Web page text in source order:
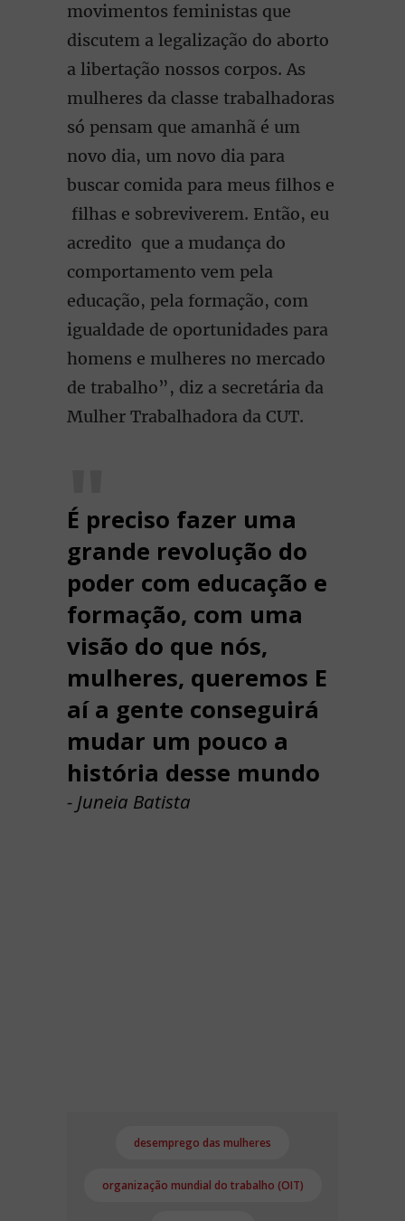
movimentos feministas que
discutem a legalização do aborto
a libertação nossos corpos. As
mulheres da classe trabalhadoras
só pensam que amanhã é um
novo dia, um novo dia para
buscar comida para meus filhos e
filhas e sobreviverem. Então, eu
acredito que a mudança do
comportamento vem pela
educação, pela formação, com
igualdade de oportunidades para
homens e mulheres no mercado
de trabalho”, diz a secretária da
Mulher Trabalhadora da CUT.
É preciso fazer uma
grande revolução do
poder com educação e
formação, com uma
visão do que nós,
mulheres, queremos E
aí a gente conseguirá
mudar um pouco a
história desse mundo
- Juneia Batista
desemprego das mulheres
organização mundial do trabalho (OIT)